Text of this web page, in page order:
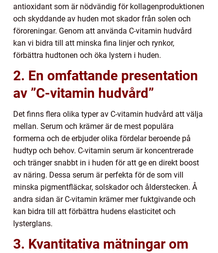
antioxidant som är nödvändig för kollagenproduktionen
och skyddande av huden mot skador från solen och
föroreningar. Genom att använda C-vitamin hudvård
kan vi bidra till att minska fina linjer och rynkor,
förbättra hudtonen och öka lystern i huden.
2. En omfattande presentation
av ”C-vitamin hudvård”
Det finns flera olika typer av C-vitamin hudvård att välja
mellan. Serum och krämer är de mest populära
formerna och de erbjuder olika fördelar beroende på
hudtyp och behov. C-vitamin serum är koncentrerade
och tränger snabbt in i huden för att ge en direkt boost
av näring. Dessa serum är perfekta för de som vill
minska pigmentfläckar, solskador och ålderstecken. Å
andra sidan är C-vitamin krämer mer fuktgivande och
kan bidra till att förbättra hudens elasticitet och
lysterglans.
3. Kvantitativa mätningar om